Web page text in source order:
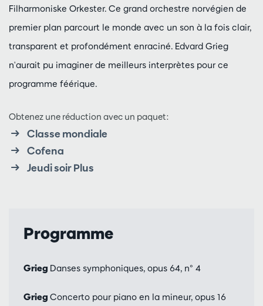
Filharmoniske Orkester. Ce grand orchestre norvégien de
premier plan parcourt le monde avec un son à la fois clair,
transparent et profondément enraciné. Edvard Grieg
n'aurait pu imaginer de meilleurs interprètes pour ce
programme féérique.
Obtenez une réduction avec un paquet:
Classe mondiale
Cofena
Jeudi soir Plus
Programme
Grieg Danses symphoniques, opus 64, n° 4
Grieg Concerto pour piano en la mineur, opus 16